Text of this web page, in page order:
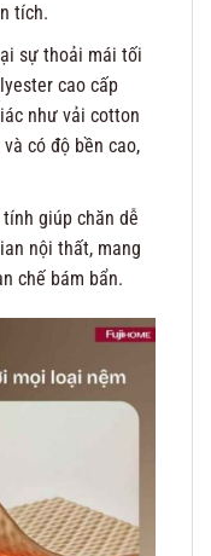
tích.
sự thoải mái tối
cao cấp
như vải cotton
có độ bền cao,
giúp chăn dễ
nội thất, mang
chế bám bẩn.